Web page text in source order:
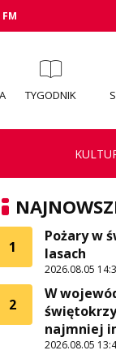
FM
TYGODNIK
1
Pożary w
lasach
2026.08.05
2
W
najmniej
2026.08.05